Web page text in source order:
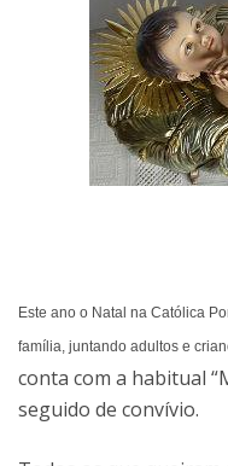
Este ano o Natal na Católica
família, juntando adultos e
conta com a habitual
seguido de convívio.